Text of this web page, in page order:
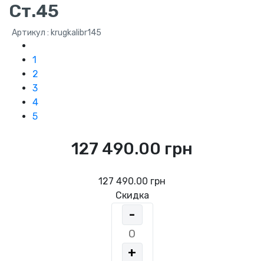
Ст.45
Артикул : krugkalibr145
1
2
3
4
5
127 490.00 грн
127 490.00 грн
Скидка
-
+